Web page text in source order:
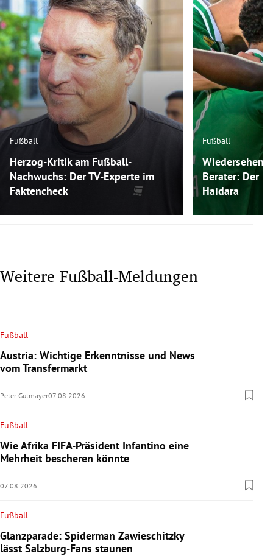
Fußball
Herzog-Kritik am Fußball-
Nachwuchs: Der TV-Experte im
Faktencheck
Fußball
Wiedersehen
Berater: Der
Haidara
Weitere Fußball-Meldungen
Fußball
Austria: Wichtige Erkenntnisse und News
vom Transfermarkt
Peter Gutmayer07.08.2026
Fußball
Wie Afrika FIFA-Präsident Infantino eine
Mehrheit bescheren könnte
07.08.2026
Fußball
Glanzparade: Spiderman Zawieschitzky
lässt Salzburg-Fans staunen